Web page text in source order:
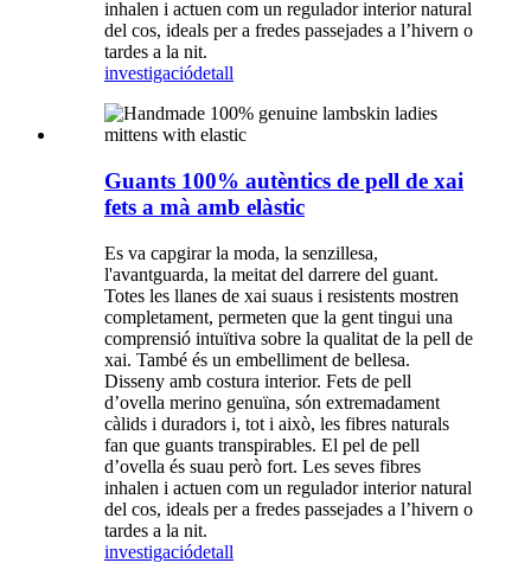
inhalen i actuen com un regulador interior natural
del cos, ideals per a fredes passejades a l’hivern o
tardes a la nit.
investigaciódetall
Guants 100% autèntics de pell de xai
fets a mà amb elàstic
Es va capgirar la moda, la senzillesa,
l'avantguarda, la meitat del darrere del guant.
Totes les llanes de xai suaus i resistents mostren
completament, permeten que la gent tingui una
comprensió intuïtiva sobre la qualitat de la pell de
xai. També és un embelliment de bellesa.
Disseny amb costura interior. Fets de pell
d’ovella merino genuïna, són extremadament
càlids i duradors i, tot i això, les fibres naturals
fan que guants transpirables. El pel de pell
d’ovella és suau però fort. Les seves fibres
inhalen i actuen com un regulador interior natural
del cos, ideals per a fredes passejades a l’hivern o
tardes a la nit.
investigaciódetall